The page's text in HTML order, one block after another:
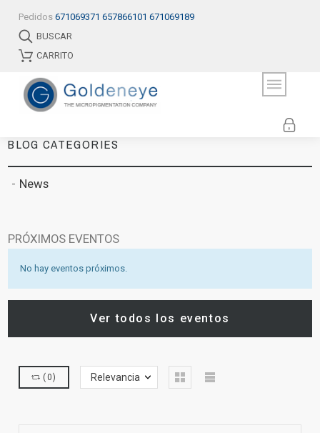
Pedidos 671069371 657866101 671069189
BUSCAR
CARRITO
BLOG CATEGORIES
News
PRÓXIMOS EVENTOS
No hay eventos próximos.
Ver todos los eventos
( 0) Relevancia